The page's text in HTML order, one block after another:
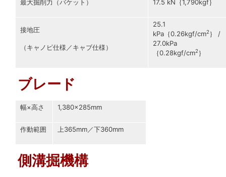
最大掘削力（バケット） 17.5 kN｛1,790kgf｝
接地圧
（キャノピ仕様／キャブ仕様）
25.1
kPa｛0.26kgf/cm2 ｝ /
27.0kPa
｛0.28kgf/cm2 ｝
ブレード
幅×高さ 1,380×285mm
作動範囲 上365mm／下360mm
側溝掘機構